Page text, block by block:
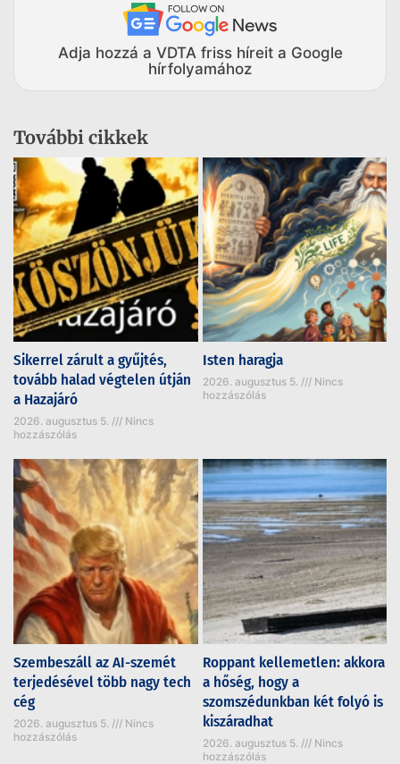
Adja hozzá a VDTA friss híreit a Google
hírfolyamához
További cikkek
Sikerrel zárult a gyűjtés,
tovább halad végtelen útján
a Hazajáró
2026. augusztus 5.
Nincs
hozzászólás
Isten haragja
2026. augusztus 5.
Nincs
hozzászólás
Szembeszáll az AI-szemét
terjedésével több nagy tech
cég
2026. augusztus 5.
Nincs
hozzászólás
Roppant kellemetlen: akkora
a hőség, hogy a
szomszédunkban két folyó is
kiszáradhat
2026. augusztus 5.
Nincs
hozzászólás